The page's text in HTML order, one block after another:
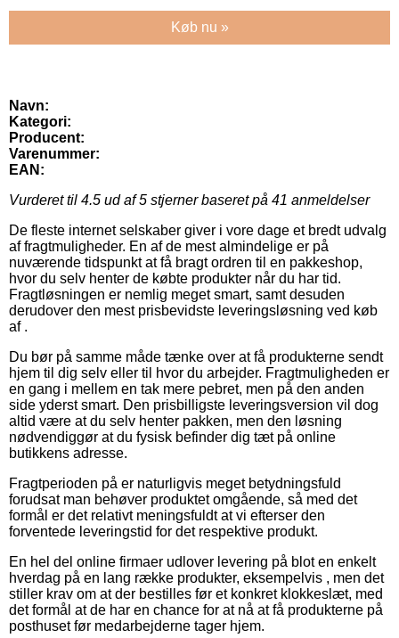
Køb nu »
Navn:
Kategori:
Producent:
Varenummer:
EAN:
Vurderet til 4.5 ud af 5 stjerner baseret på 41 anmeldelser
De fleste internet selskaber giver i vore dage et bredt udvalg
af fragtmuligheder. En af de mest almindelige er på
nuværende tidspunkt at få bragt ordren til en pakkeshop,
hvor du selv henter de købte produkter når du har tid.
Fragtløsningen er nemlig meget smart, samt desuden
derudover den mest prisbevidste leveringsløsning ved køb
af .
Du bør på samme måde tænke over at få produkterne sendt
hjem til dig selv eller til hvor du arbejder. Fragtmuligheden er
en gang i mellem en tak mere pebret, men på den anden
side yderst smart. Den prisbilligste leveringsversion vil dog
altid være at du selv henter pakken, men den løsning
nødvendiggør at du fysisk befinder dig tæt på online
butikkens adresse.
Fragtperioden på er naturligvis meget betydningsfuld
forudsat man behøver produktet omgående, så med det
formål er det relativt meningsfuldt at vi efterser den
forventede leveringstid for det respektive produkt.
En hel del online firmaer udlover levering på blot en enkelt
hverdag på en lang række produkter, eksempelvis , men det
stiller krav om at der bestilles før et konkret klokkeslæt, med
det formål at de har en chance for at nå at få produkterne på
posthuset før medarbejderne tager hjem.